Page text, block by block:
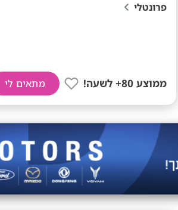
פרונטלי
ממוצע 80+ לשעה! מתאים לי